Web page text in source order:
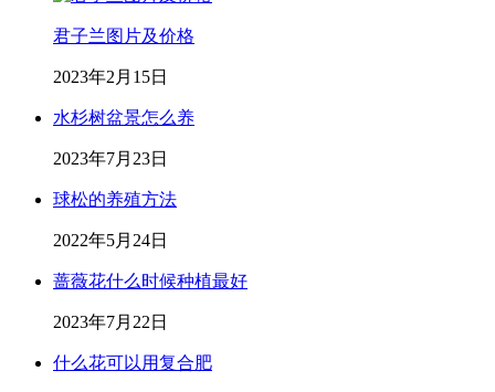
君子兰图片及价格
2023年2月15日
水杉树盆景怎么养
2023年7月23日
球松的养殖方法
2022年5月24日
蔷薇花什么时候种植最好
2023年7月22日
什么花可以用复合肥